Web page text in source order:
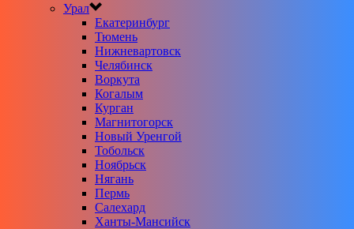
Урал
Екатеринбург
Тюмень
Нижневартовск
Челябинск
Воркута
Когалым
Курган
Магнитогорск
Новый Уренгой
Тобольск
Ноябрьск
Нягань
Пермь
Салехард
Ханты-Мансийск